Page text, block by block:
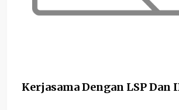
Kerjasama Dengan LSP Dan